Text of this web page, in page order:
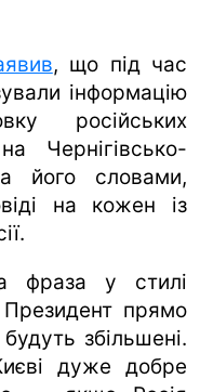
, що під час
інформацію
російських
Чернігівсько-
його словами,
на кожен із
фраза у стилі
Президент прямо
збільшені.
дуже добре